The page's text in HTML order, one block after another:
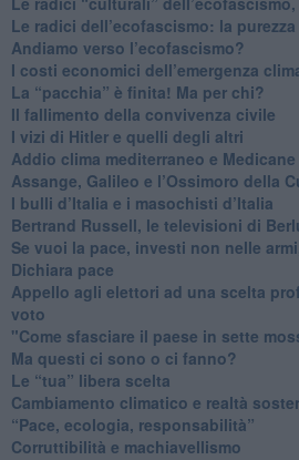
Le radici dell’ecofascismo: la
Andiamo verso l’ecofascismo?
I costi economici dell’emergenza
​La “pacchia” è finita! Ma per chi?
​Il fallimento della convivenza civile
​I vizi di Hitler e quelli degli altri
Addio clima mediterraneo e Medicane
​Assange, Galileo e l’Ossimoro della
​I bulli d’Italia e i masochisti d’Italia
​Bertrand Russell, le televisioni di
​Se vuoi la pace, investi non nelle
​Dichiara pace
​Appello agli elettori ad una scelta
voto
"Come sfasciare il paese in sette
​Ma questi ci sono o ci fanno?
​Le “tua” libera scelta
Cambiamento climatico e realtà
“Pace, ecologia, responsabilità”
​Corruttibilità e machiavellismo